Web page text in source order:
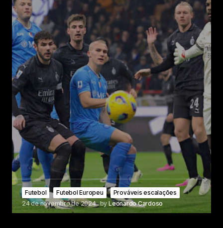
Futebol Futebol Europeu
Prováveis escalações
24 de novembro de 2024 by Leonardo Cardoso